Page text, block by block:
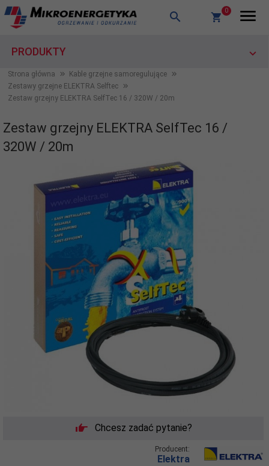
0
PRODUKTY
Strona główna
Kable grzejne samoregulujące
Zestawy grzejne ELEKTRA Selftec
Zestaw grzejny ELEKTRA SelfTec 16 / 320W / 20m
Zestaw grzejny ELEKTRA SelfTec 16 /
320W / 20m
Chcesz zadać pytanie?
Producent:
Elektra